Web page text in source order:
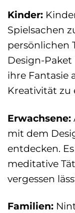
Kinder:
Spielsachen
persönlichen
Design-
ihre Fantasie
Kreativität zu
Erwachsene:
mit dem
entdecken.
meditative
vergessen
Familien: